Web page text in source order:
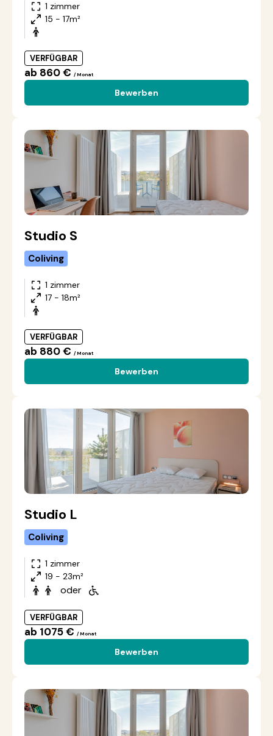
1 zimmer
15 - 17m²
VERFÜGBAR
ab 860 € / Monat
Bewerben
Studio S
Coliving
1 zimmer
17 - 18m²
VERFÜGBAR
ab 880 € / Monat
Bewerben
Studio L
Coliving
1 zimmer
19 - 23m²
oder
VERFÜGBAR
ab 1075 € / Monat
Bewerben